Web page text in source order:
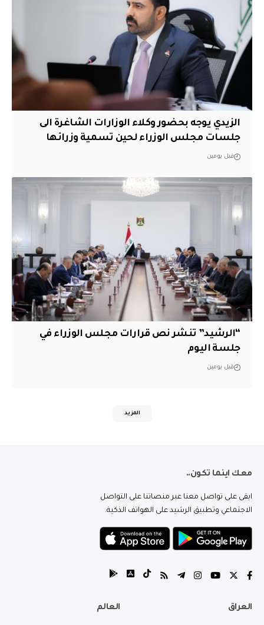
الزيدي يوجه بحضور وكلاء الوزارات الشاغرة الى
جلسات مجلس الوزراء لحين تسمية وزرائها
قبل يومين
“الرشيد” تنشر نص قرارات مجلس الوزراء في
جلسة اليوم
قبل يومين
المزيد
معك اينما تكون..
ابقى على تواصل معنا عبر منصاتنا على التواصل
الاجتماعي وتطبيق الرشيد على الهواتف الذكية.
العراق العالم